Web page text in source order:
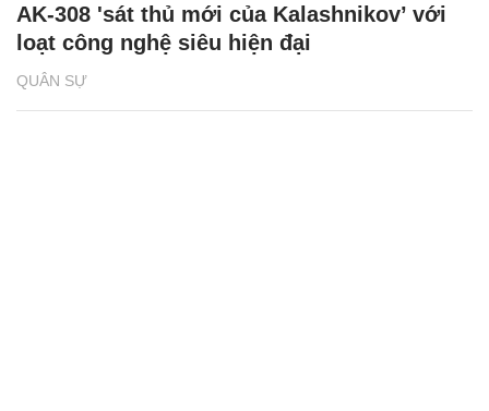
QUÂN SỰ
AK-308 'sát thủ mới của Kalashnikov’ với
loạt công nghệ siêu hiện đại